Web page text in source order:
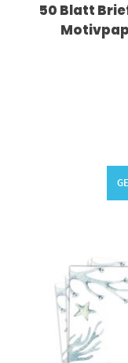
50 Blatt